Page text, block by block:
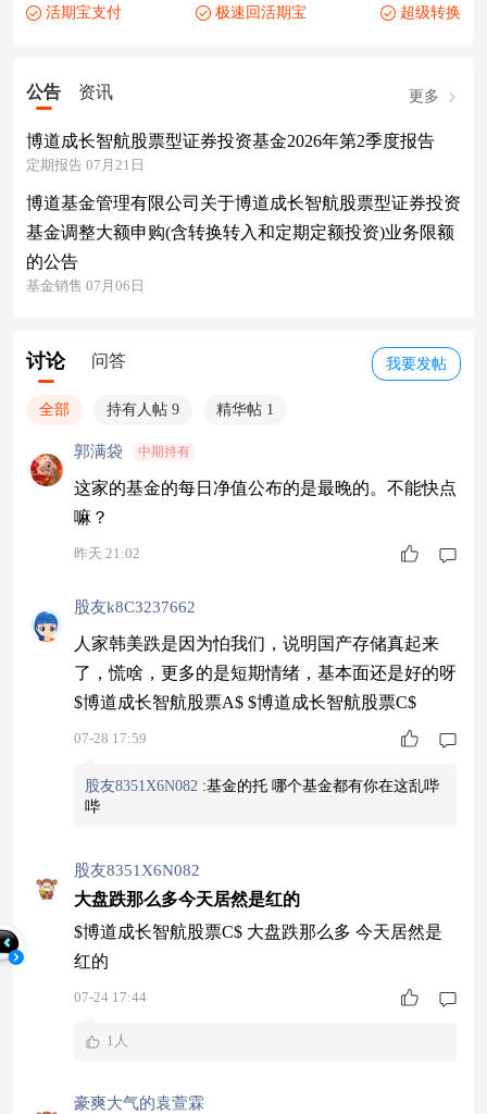
活期宝支付 极速回活期宝 超级转换
公告 资讯 更多
博道成长智航股票型证券投资基金2026年第2季度报告
定期报告 07月21日
博道基金管理有限公司关于博道成长智航股票型证券投资
基金调整大额申购(含转换转入和定期定额投资)业务限额
的公告
基金销售 07月06日
我要发帖
讨论 问答
全部 持有人帖 9 精华帖 1
郭满袋 中期持有
这家的基金的每日净值公布的是最晚的。不能快点
嘛？
昨天 21:02
股友k8C3237662
人家韩美跌是因为怕我们，说明国产存储真起来
了，慌啥，更多的是短期情绪，基本面还是好的呀
$博道成长智航股票A$ $博道成长智航股票C$
07-28 17:59
股友8351X6N082 :基金的托 哪个基金都有你在这乱哔
哔
股友8351X6N082
大盘跌那么多今天居然是红的
$博道成长智航股票C$ 大盘跌那么多 今天居然是
红的
07-24 17:44
1人
豪爽大气的袁萱霖